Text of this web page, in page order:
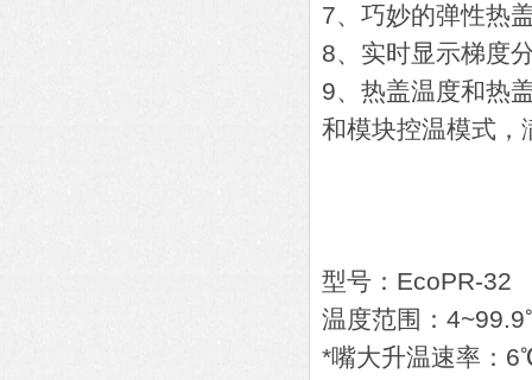
7、巧妙的弹性热
8、实时显示梯度
9、热盖温度和热
和模块控温模式，
型号：
温度范围：
*嘴大升温速率